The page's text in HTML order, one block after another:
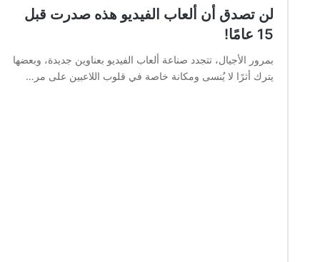
لن تصدق أن ألعاب الفيديو هذه صدرت قبل
15 عامًا!
بمرور الأجيال، تتجدد صناعة ألعاب الفيديو بعناوين جديدة، وبعضها
يترك أثرًا لا يُنسى ومكانة خاصة في قلوب اللاعبين على مر…